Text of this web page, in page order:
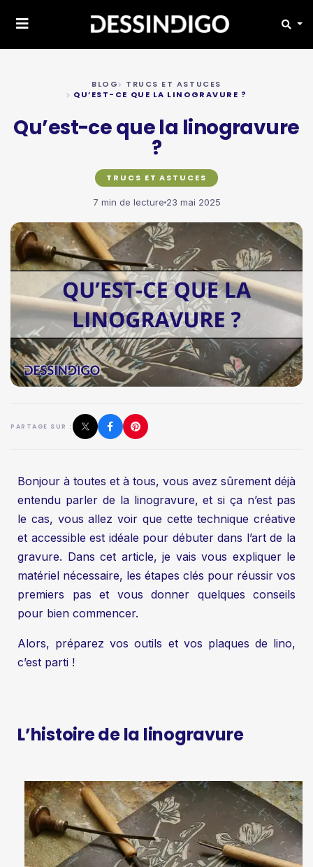
BLOG
TRUCS ET ASTUCES
QU’EST-CE QUE LA LINOGRAVURE ?
Qu’est-ce que la linogravure
?
TRUCS ET ASTUCES
7 min de lecture 23 mai 2025
PARTAGE SUR :
Bonjour à toutes et à tous, vous avez sûrement déjà
entendu parler de la linogravure, et si ça n’est pas
le cas, vous allez voir que cette technique créative
et accessible est idéale pour débuter dans l’art de la
gravure. Dans cet article, je vais vous expliquer le
matériel nécessaire, les étapes clés pour réussir vos
premiers pas et vous donner quelques conseils
pour bien commencer.
Alors, préparez vos outils et vos plaques de lino,
c’est parti !
L’histoire de la linogravure